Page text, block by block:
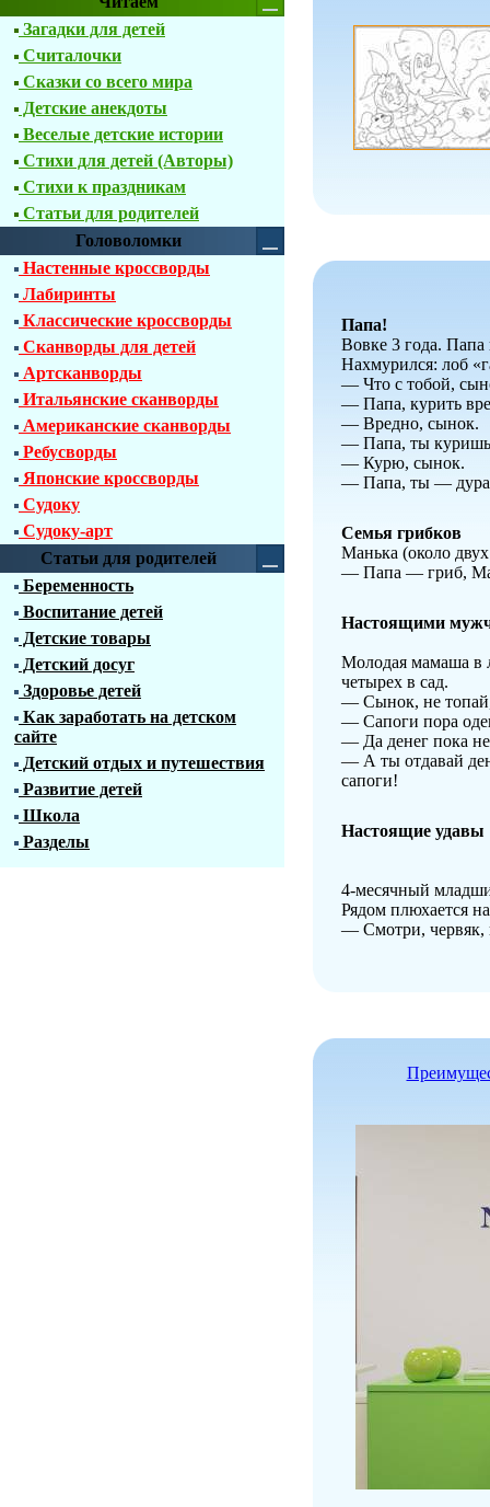
Загадки для детей
Считалочки
Сказки со всего мира
Детские анекдоты
Веселые детские истории
Стихи для детей (Авторы)
Стихи к праздникам
Статьи для родителей
Головоломки
Настенные кроссворды
Лабиринты
Классические кроссворды
Сканворды для детей
Артсканворды
Итальянские сканворды
Американские сканворды
Ребусворды
Японские кроссворды
Судоку
Судоку-арт
Статьи для родителей
Беременность
Воспитание детей
Детские товары
Детский досуг
Здоровье детей
Как заработать на детском
сайте
Детский отдых и путешествия
Развитие детей
Школа
Разделы
Папа!
Вовке 3 года. Папа
Нахмурился: лоб
— Что с тобой,
— Папа, курить
— Вредно, сынок.
— Папа, ты
— Курю, сынок.
— Папа, ты —
Семья грибков
Манька (около
— Папа — гриб,
Настоящими
Молодая мамаша в
четырех в сад.
— Сынок, не топай,
— Сапоги пора
— Да денег пока
— А ты отдавай
сапоги!
Настоящие удавы
4-месячный
Рядом плюхается
— Смотри, червяк,